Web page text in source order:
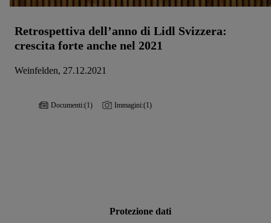
Retrospettiva dell’anno di Lidl Svizzera:
crescita forte anche nel 2021
Weinfelden, 27.12.2021
Documenti:(1) Immagini:(1)
Protezione dati